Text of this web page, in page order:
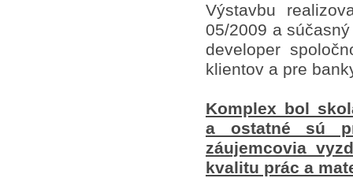
Výstavbu
05/2009 a
developer s
klientov a pre
Komplex bol
a ostatné sú
záujemcovia
kvalitu prác a